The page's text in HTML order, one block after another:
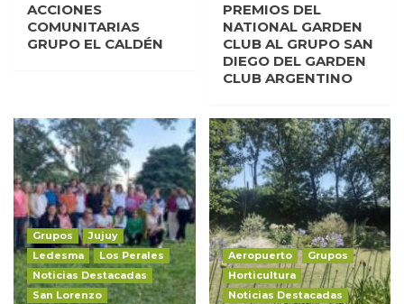
ACCIONES
COMUNITARIAS
GRUPO EL CALDÉN
PREMIOS DEL
NATIONAL GARDEN
CLUB AL GRUPO SAN
DIEGO DEL GARDEN
CLUB ARGENTINO
Grupos
Jujuy
Ledesma
Los Perales
Noticias Destacadas
San Lorenzo
Aeropuerto
Grupos
Horticultura
Noticias Destacadas